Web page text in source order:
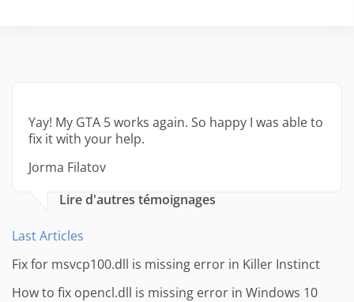
Yay! My GTA 5 works again. So happy I was able to
fix it with your help.
Jorma Filatov
Lire d'autres témoignages
Last Articles
Fix for msvcp100.dll is missing error in Killer Instinct
How to fix opencl.dll is missing error in Windows 10